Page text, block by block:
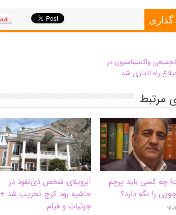
گذاری
واکسیناسیون در
راه اندازی شد
مرتبط
‌چه کسی باید پرچم
را نگه دارد؟
اَبَر‌ویلای شخص ذی‌نفوذ در
حاشیه‌ رود کرج تخریب شد +
جزئیات و فیلم